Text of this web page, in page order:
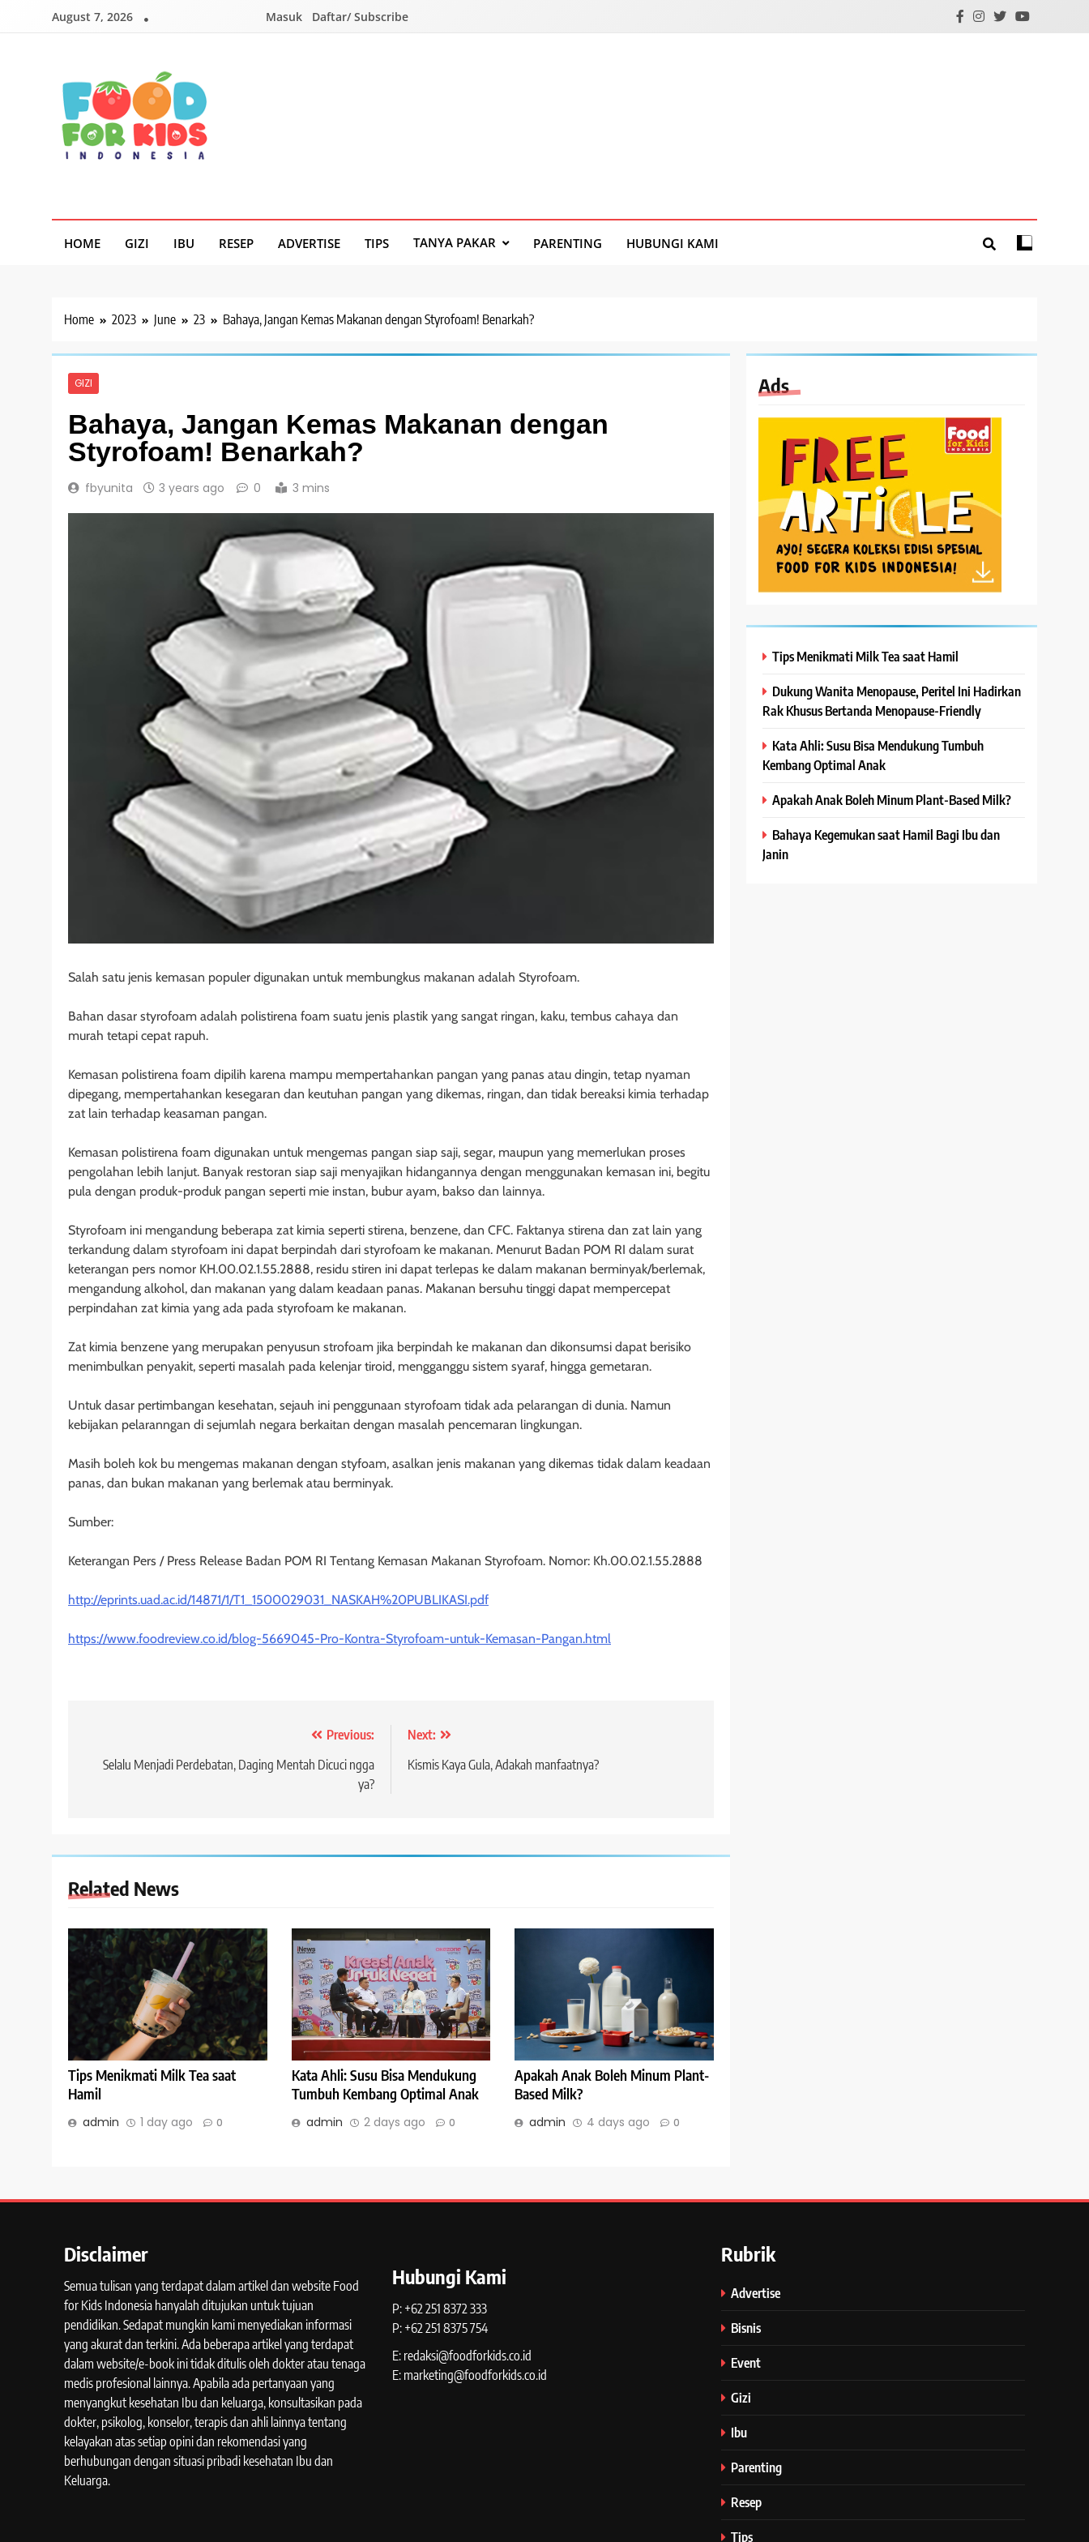
August 7, 2026 Masuk Daftar/ Subscribe
HOME GIZI IBU RESEP ADVERTISE TIPS TANYA PAKAR PARENTING HUBUNGI KAMI
Home 2023 June 23 Bahaya, Jangan Kemas Makanan dengan Styrofoam! Benarkah?
GIZI
Bahaya, Jangan Kemas Makanan dengan
Styrofoam! Benarkah?
fbyunita 3 years ago 0 3 mins
Salah satu jenis kemasan populer digunakan untuk membungkus makanan adalah Styrofoam.
Bahan dasar styrofoam adalah polistirena foam suatu jenis plastik yang sangat ringan, kaku, tembus cahaya dan
murah tetapi cepat rapuh.
Kemasan polistirena foam dipilih karena mampu mempertahankan pangan yang panas atau dingin, tetap nyaman
dipegang, mempertahankan kesegaran dan keutuhan pangan yang dikemas, ringan, dan tidak bereaksi kimia terhadap
zat lain terhadap keasaman pangan.
Kemasan polistirena foam digunakan untuk mengemas pangan siap saji, segar, maupun yang memerlukan proses
pengolahan lebih lanjut. Banyak restoran siap saji menyajikan hidangannya dengan menggunakan kemasan ini, begitu
pula dengan produk-produk pangan seperti mie instan, bubur ayam, bakso dan lainnya.
Styrofoam ini mengandung beberapa zat kimia seperti stirena, benzene, dan CFC. Faktanya stirena dan zat lain yang
terkandung dalam styrofoam ini dapat berpindah dari styrofoam ke makanan. Menurut Badan POM RI dalam surat
keterangan pers nomor KH.00.02.1.55.2888, residu stiren ini dapat terlepas ke dalam makanan berminyak/berlemak,
mengandung alkohol, dan makanan yang dalam keadaan panas. Makanan bersuhu tinggi dapat mempercepat
perpindahan zat kimia yang ada pada styrofoam ke makanan.
Zat kimia benzene yang merupakan penyusun strofoam jika berpindah ke makanan dan dikonsumsi dapat berisiko
menimbulkan penyakit, seperti masalah pada kelenjar tiroid, mengganggu sistem syaraf, hingga gemetaran.
Untuk dasar pertimbangan kesehatan, sejauh ini penggunaan styrofoam tidak ada pelarangan di dunia. Namun
kebijakan pelaranngan di sejumlah negara berkaitan dengan masalah pencemaran lingkungan.
Masih boleh kok bu mengemas makanan dengan styfoam, asalkan jenis makanan yang dikemas tidak dalam keadaan
panas, dan bukan makanan yang berlemak atau berminyak.
Sumber:
Keterangan Pers / Press Release Badan POM RI Tentang Kemasan Makanan Styrofoam. Nomor: Kh.00.02.1.55.2888
http://eprints.uad.ac.id/14871/1/T1_1500029031_NASKAH%20PUBLIKASI.pdf
https://www.foodreview.co.id/blog-5669045-Pro-Kontra-Styrofoam-untuk-Kemasan-Pangan.html
navigation
Previous:
Selalu Menjadi Perdebatan, Daging Mentah Dicuci ngga
ya?
Next:
Kismis Kaya Gula, Adakah manfaatnya?
Related News
Tips Menikmati Milk Tea saat
Hamil
admin 1 day ago 0
Kata Ahli: Susu Bisa Mendukung
Tumbuh Kembang Optimal Anak
admin 2 days ago 0
Apakah Anak Boleh Minum Plant-
Based Milk?
admin 4 days ago 0
Ads
Tips Menikmati Milk Tea saat Hamil
Dukung Wanita Menopause, Peritel Ini Hadirkan
Rak Khusus Bertanda Menopause-Friendly
Kata Ahli: Susu Bisa Mendukung Tumbuh
Kembang Optimal Anak
Apakah Anak Boleh Minum Plant-Based Milk?
Bahaya Kegemukan saat Hamil Bagi Ibu dan
Janin
Disclaimer
Semua tulisan yang terdapat dalam artikel dan website Food
for Kids Indonesia hanyalah ditujukan untuk tujuan
pendidikan. Sedapat mungkin kami menyediakan informasi
yang akurat dan terkini. Ada beberapa artikel yang terdapat
dalam website/e-book ini tidak ditulis oleh dokter atau tenaga
medis profesional lainnya. Apabila ada pertanyaan yang
menyangkut kesehatan Ibu dan keluarga, konsultasikan pada
dokter, psikolog, konselor, terapis dan ahli lainnya tentang
kelayakan atas setiap opini dan rekomendasi yang
berhubungan dengan situasi pribadi kesehatan Ibu dan
Keluarga.
Hubungi Kami
P: +62 251 8372 333
P: +62 251 8375 754
E: redaksi@foodforkids.co.id
E: marketing@foodforkids.co.id
Rubrik
Advertise
Bisnis
Event
Gizi
Ibu
Parenting
Resep
Tips